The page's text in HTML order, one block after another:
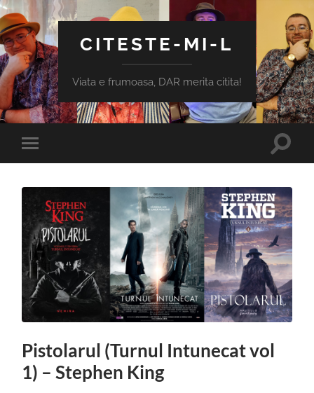
CITESTE-MI-L
Viata e frumoasa, DAR merita citita!
Toggle
mobile
Toggle
Pistolarul (Turnul Intunecat vol
1) – Stephen King